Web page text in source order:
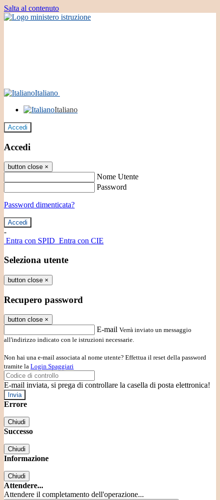
Salta al contenuto
Italiano
Italiano
Accedi
Accedi
button close ×
Nome Utente
Password
Password dimenticata?
-
Entra con SPID Entra con CIE
Seleziona utente
button close ×
Recupero password
button close ×
E-mail Verrà inviato un messaggio
all'indirizzo indicato con le istruzioni necessarie.
Non hai una e-mail associata al nome utente? Effettua il reset della password
tramite la Login Spaggiari
E-mail inviata, si prega di controllare la casella di posta elettronica!
Errore
Chiudi
Successo
Chiudi
Informazione
Chiudi
Attendere...
Attendere il completamento dell'operazione...